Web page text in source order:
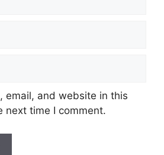
email, and website in this
next time I comment.